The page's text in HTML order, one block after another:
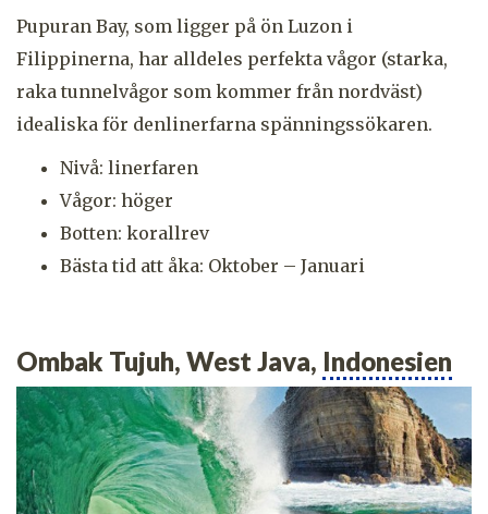
Pupuran Bay, som ligger på ön Luzon i
Filippinerna, har alldeles perfekta vågor (starka,
raka tunnelvågor som kommer från nordväst)
idealiska för denlinerfarna spänningssökaren.
Nivå: linerfaren
Vågor: höger
Botten: korallrev
Bästa tid att åka: Oktober – Januari
Ombak Tujuh, West Java, Indonesien